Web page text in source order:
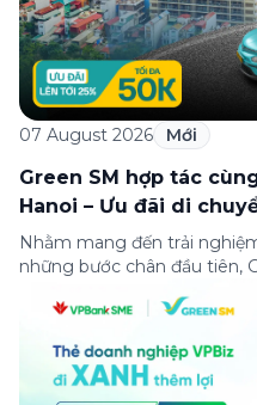
07 August 2026 Mới
Green SM hợp tác
Hanoi – Ưu đãi di
Nhằm mang đến trải
những bước chân đầu tiên,
đãi di chuyển dành riêng
điểm đến tại khu căn hộ